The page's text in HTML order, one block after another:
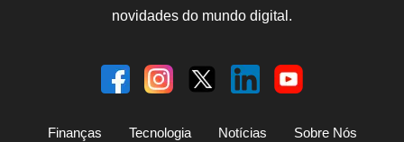
novidades do mundo digital.
Finanças Tecnologia Notícias
Sobre Nós